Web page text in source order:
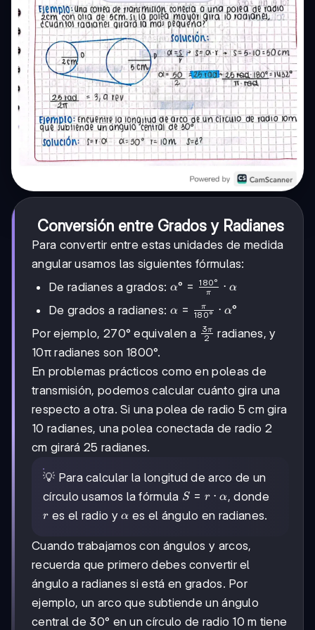
Conversión entre Grados y Radianes
Para convertir entre estas unidades de medida
angular usamos las siguientes fórmulas:
De radianes a grados: \alpha° =
{\pi} \cdot
\alpha
α° = π
180° ⋅ α
De grados a radianes: \alpha =
\frac{\pi}
{180°}
\alpha°
α = 180°
π ⋅ α°
Por ejemplo, 270° equivalen a \frac{3\pi}
2
3π radianes, y
10π radianes son 1800°.
En problemas prácticos como en poleas de
transmisión, podemos calcular cuánto gira una
respecto a otra. Si una polea de radio 5 cm gira
10 radianes, una polea conectada de radio 2
cm girará 25 radianes.
💡 Para calcular la longitud de arco de un
círculo usamos la fórmula S = r
\cdot
\alpha
S = r ⋅ α, donde
r
r es el radio y\alpha
α es el ángulo en radianes.
Cuando trabajamos con ángulos y arcos,
recuerda que primero debes convertir el
ángulo a radianes si está en grados. Por
ejemplo, un arco que subtiende un ángulo
central de 30° en un círculo de radio 10 m tiene